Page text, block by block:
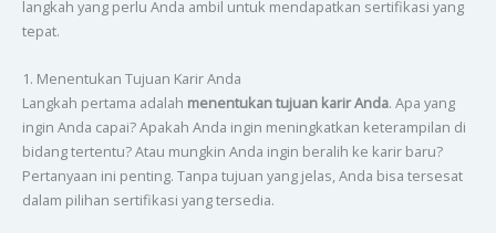
langkah yang perlu Anda ambil untuk mendapatkan sertifikasi yang
tepat.
1. Menentukan Tujuan Karir Anda
Langkah pertama adalah menentukan tujuan karir Anda. Apa yang
ingin Anda capai? Apakah Anda ingin meningkatkan keterampilan di
bidang tertentu? Atau mungkin Anda ingin beralih ke karir baru?
Pertanyaan ini penting. Tanpa tujuan yang jelas, Anda bisa tersesat
dalam pilihan sertifikasi yang tersedia.